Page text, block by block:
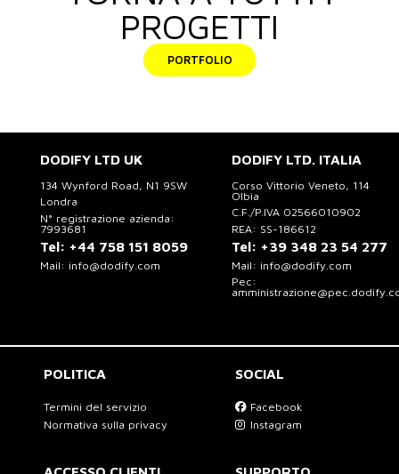
PROGETTI
PORTFOLIO
DODIFY LTD UK
134 Wynford Road, N1 9SW
Londra
N° registrazione azienda:
7993681
Tel: +44 758 151 8059
Mail: info@dodify.com
DODIFY LTD. ITALIA
Corso Vittorio Veneto, 114
Olbia
C.F./P.IVA 02566010902
REA: SS-186612
Tel: +39 348 23 54 277
Mail: info@dodify.com
Pec:
POLITICA
Termini del servizio
Normativa sulla privacy
SOCIAL
Facebook
Instagram